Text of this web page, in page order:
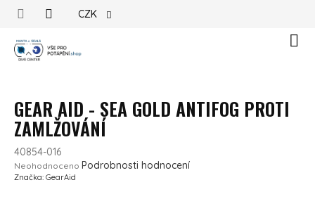
CZK
GEAR AID - SEA GOLD ANTIFOG PROTI
ZAMLŽOVÁNÍ
40854-016
Průměrné hodnocení produktu je 0,0 z 5 hvězdiček.
Neohodnoceno Podrobnosti hodnocení
Značka: GearAid